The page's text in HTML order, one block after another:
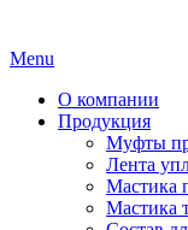
Menu
О компании
Продукция
Муфты
Лента
Мастика
Мастика